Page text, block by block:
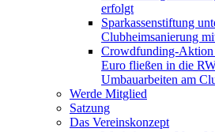
erfolgt
Sparkassenstiftung
Clubheimsanierung
Crowdfunding-Aktion
Euro fließen in die
Umbauarbeiten am
Werde Mitglied
Satzung
Das Vereinskonzept